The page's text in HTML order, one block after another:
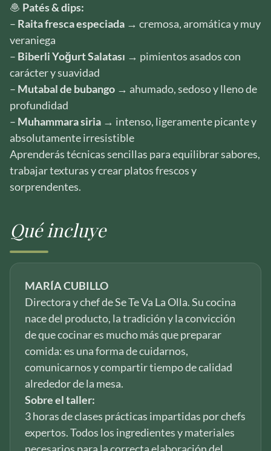
🧆 Patés & dips:
– Raita fresca especiada → cremosa, aromática y muy
veraniega
– Biberli Yoğurt Salatası → pimientos asados con
carácter y suavidad
– Mutabal de bubango → ahumado, sedoso y lleno de
profundidad
– Muhammara siria → intenso, ligeramente picante y
absolutamente irresistible
Aprenderás técnicas sencillas para equilibrar sabores,
trabajar texturas y crear platos frescos y
sorprendentes.
Qué incluye
MARÍA CUBILLO
Directora y chef de Se Te Va La Olla. Su cocina
nace del producto, la tradición y la convicción
de que cocinar es mucho más que preparar
comida: es una forma de cuidarnos,
comunicarnos y compartir tiempo de calidad
alrededor de la mesa.
Sobre el taller:
3 horas de clases prácticas impartidas por chefs
expertos. Todos los ingredientes y materiales